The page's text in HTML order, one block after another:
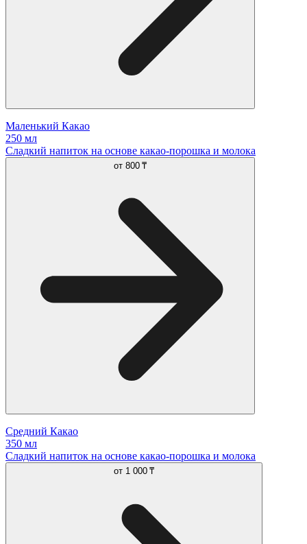
Маленький Какао
250 мл
Сладкий напиток на основе какао-порошка и молока
от 800 ₸
Средний Какао
350 мл
Сладкий напиток на основе какао-порошка и молока
от 1 000 ₸